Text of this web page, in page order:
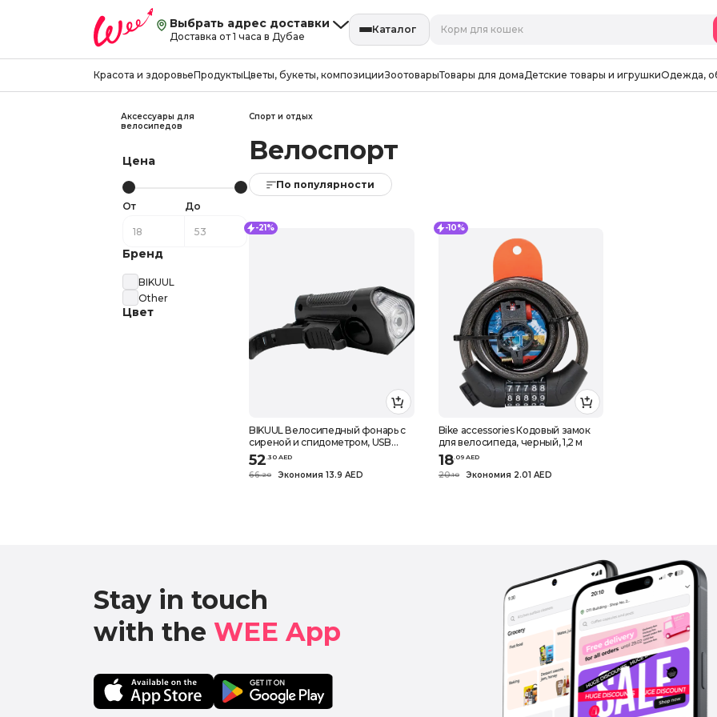
Выбрать адрес доставки
Доставка от 1 часа в Дубае
Каталог
Красота и здоровьеПродуктыЦветы, букеты, композицииЗоотоварыТовары для домаДетские товары и игрушкиОдежда,
Спорт и отдых
Велоспорт
По популярности
-21%
BIKUUL Велосипедный фонарь с
сиреной и спидометром, USB
перезаряжаемый,
водонепроницаемый
52.30 AED
66.20 Экономия 13.9 AED
-10%
Bike accessories Кодовый замок
для велосипеда, черный, 1,2 м
18.09 AED
20.10 Экономия 2.01 AED
Аксессуары для
велосипедов
Цена
От До
Бренд
BIKUUL
Other
Цвет
Stay in touch
with the WEE App